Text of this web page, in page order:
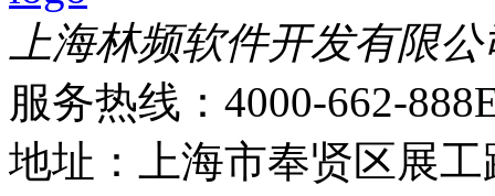
上海林频软件开发有限公
服务热线：4000-662-888
地址：上海市奉贤区展工